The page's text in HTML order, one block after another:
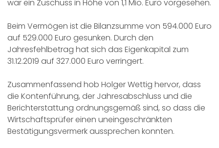
war ein Zuschuss in Höhe von 1,1 Mio. Euro vorgesehen.
Beim Vermögen ist die Bilanzsumme von 594.000 Euro
auf 529.000 Euro gesunken. Durch den
Jahresfehlbetrag hat sich das Eigenkapital zum
31.12.2019 auf 327.000 Euro verringert.
Zusammenfassend hob Holger Wettig hervor, dass
die Kontenführung, der Jahresabschluss und die
Berichterstattung ordnungsgemäß sind, so dass die
Wirtschaftsprüfer einen uneingeschränkten
Bestätigungsvermerk aussprechen konnten.